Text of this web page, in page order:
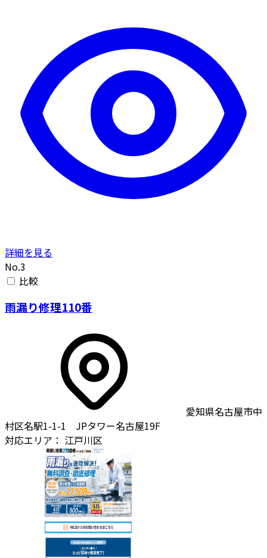
詳細を見る
No.3
比較
雨漏り修理110番
愛知県名古屋市中
村区名駅1-1-1 JPタワー名古屋19F
対応エリア： 江戸川区